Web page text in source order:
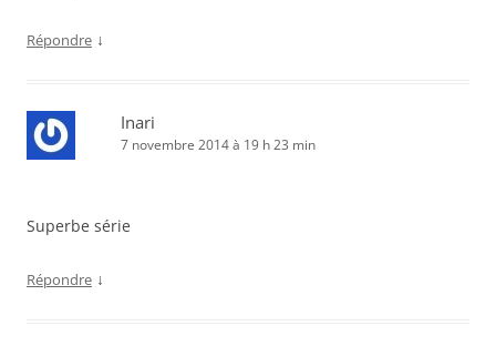
Répondre ↓
Inari
7 novembre 2014 à 19 h 23 min
Superbe série
Répondre ↓